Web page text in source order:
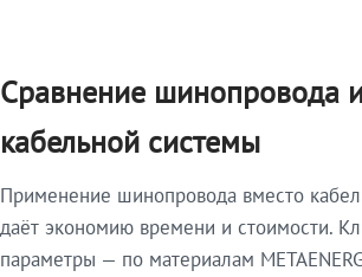
Сравнение шинопровода
кабельной системы
Применение шинопровода вместо
даёт экономию времени и стоимости.
параметры — по материалам